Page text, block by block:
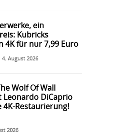
ein
Kubricks
4K für nur 7,99 Euro
4. August 2026
Wolf Of Wall
Leonardo DiCaprio
4K-Restaurierung!
2026